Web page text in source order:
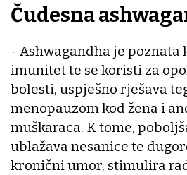
Čudesna
- Ashwagandha je poznata
imunitet te se koristi za
bolesti, uspješno rješava
menopauzom kod žena i
muškaraca. K tome,
ublažava nesanice te
kronični umor, stimulira